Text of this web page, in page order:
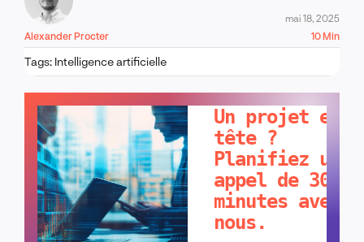
Alexander Procter
mai 18, 2025
10 Min
Tags: Intelligence artificielle
Un projet en
tête ?
Planifiez un
appel de 30
minutes avec
nous.